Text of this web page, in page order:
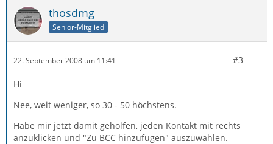
thosdmg
Senior-Mitglied
22. September 2008 um 11:41 #3
Hi
Nee, weit weniger, so 30 - 50 höchstens.
Habe mir jetzt damit geholfen, jeden Kontakt mit rechts
anzuklicken und "Zu BCC hinzufügen" auszuwählen.